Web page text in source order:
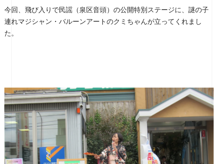
今回、飛び入りで民謡（泉区音頭）の公開特別ステージに、謎の子
連れマジシャン・バルーンアートのクミちゃんが立ってくれまし
た。